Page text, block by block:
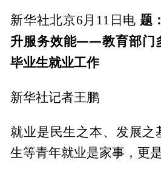
新华社北京6月11日电 题
升服务效能——教育部门
毕业生就业工作
新华社记者王鹏
就业是民生之本、发展之
生等青年就业是家事，更是